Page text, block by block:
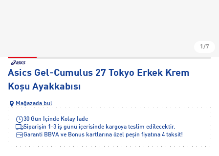
1/7
Asics Gel-Cumulus 27 Tokyo Erkek Krem
Koşu Ayakkabısı
Mağazada bul
30 Gün İçinde Kolay İade
Siparişin 1-3 iş günü içerisinde kargoya teslim edilecektir.
Garanti BBVA ve Bonus kartlarına özel peşin fiyatına 4 taksit!